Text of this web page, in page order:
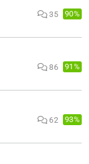
35 90%
86 91%
62 93%